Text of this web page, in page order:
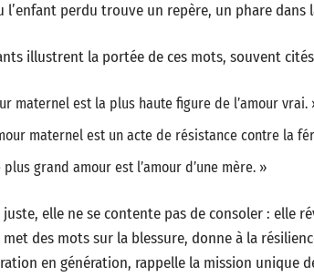
l’enfant perdu trouve un repère, un phare dans
illustrent la portée de ces mots, souvent
maternel est la plus haute figure de l’amour vrai.
maternel est un acte de résistance contre la
plus grand amour est l’amour d’une mère. »
elle ne se contente pas de consoler : elle
des mots sur la blessure, donne à la
en génération, rappelle la mission unique